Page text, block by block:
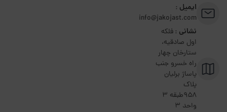
ایمیل :
info@jakojast.com
نشانی :فلکه
اول صادقیه،
ستارخان چهار
راه خسرو جنب
پاساژ برلیان
پلاک
۹۵۸طبقه 3
واحد 3